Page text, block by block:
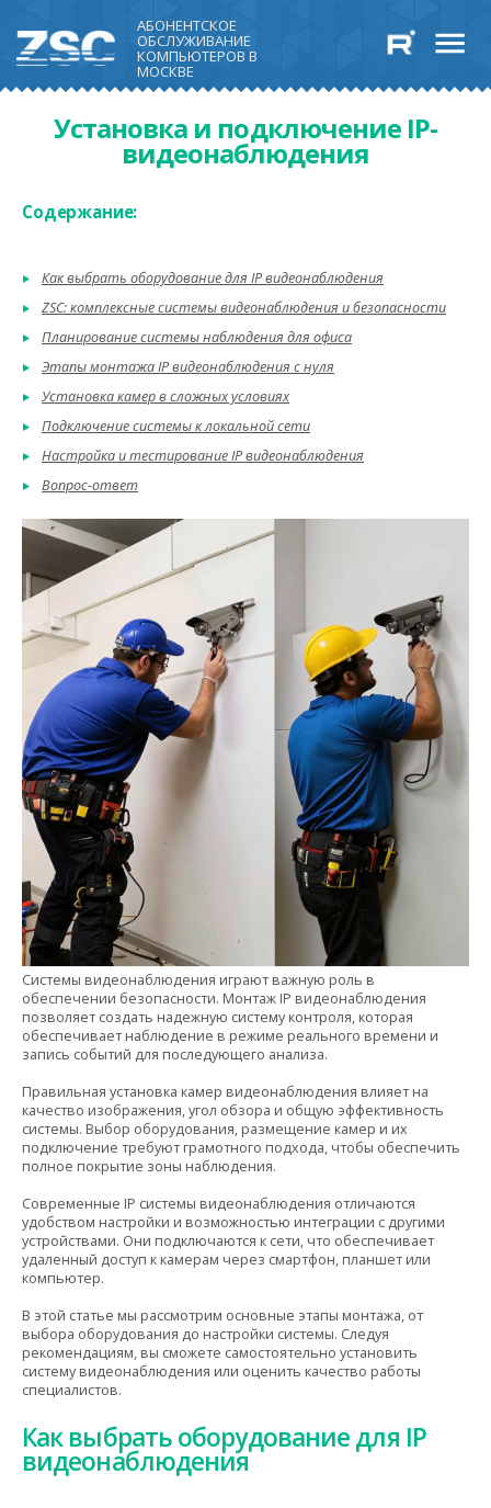
АБОНЕНТСКОЕ
ОБСЛУЖИВАНИЕ
КОМПЬЮТЕРОВ В
МОСКВЕ
Установка и подключение IP-
видеонаблюдения
Содержание:
Как выбрать оборудование для IP видеонаблюдения
ZSC: комплексные системы видеонаблюдения и безопасности
Планирование системы наблюдения для офиса
Этапы монтажа IP видеонаблюдения с нуля
Установка камер в сложных условиях
Подключение системы к локальной сети
Настройка и тестирование IP видеонаблюдения
Вопрос-ответ
Системы видеонаблюдения играют важную роль в
обеспечении безопасности. Монтаж IP видеонаблюдения
позволяет создать надежную систему контроля, которая
обеспечивает наблюдение в режиме реального времени и
запись событий для последующего анализа.
Правильная установка камер видеонаблюдения влияет на
качество изображения, угол обзора и общую эффективность
системы. Выбор оборудования, размещение камер и их
подключение требуют грамотного подхода, чтобы обеспечить
полное покрытие зоны наблюдения.
Современные IP системы видеонаблюдения отличаются
удобством настройки и возможностью интеграции с другими
устройствами. Они подключаются к сети, что обеспечивает
удаленный доступ к камерам через смартфон, планшет или
компьютер.
В этой статье мы рассмотрим основные этапы монтажа, от
выбора оборудования до настройки системы. Следуя
рекомендациям, вы сможете самостоятельно установить
систему видеонаблюдения или оценить качество работы
специалистов.
Как выбрать оборудование для IP
видеонаблюдения